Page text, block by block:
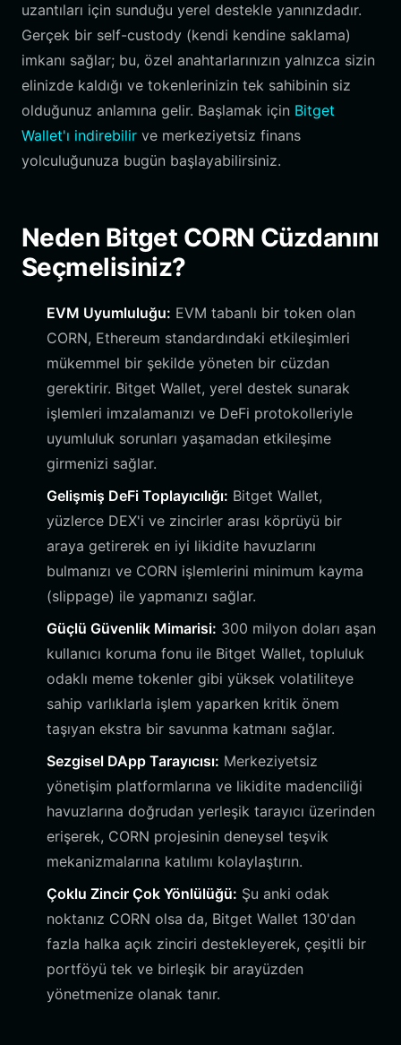
uzantıları için sunduğu yerel destekle yanınızdadır.
Gerçek bir self-custody (kendi kendine saklama)
imkanı sağlar; bu, özel anahtarlarınızın yalnızca sizin
elinizde kaldığı ve tokenlerinizin tek sahibinin siz
olduğunuz anlamına gelir. Başlamak için Bitget
Wallet'ı indirebilir ve merkeziyetsiz finans
yolculuğunuza bugün başlayabilirsiniz.
Neden Bitget CORN Cüzdanını
Seçmelisiniz?
EVM Uyumluluğu: EVM tabanlı bir token olan
CORN, Ethereum standardındaki etkileşimleri
mükemmel bir şekilde yöneten bir cüzdan
gerektirir. Bitget Wallet, yerel destek sunarak
işlemleri imzalamanızı ve DeFi protokolleriyle
uyumluluk sorunları yaşamadan etkileşime
girmenizi sağlar.
Gelişmiş DeFi Toplayıcılığı: Bitget Wallet,
yüzlerce DEX'i ve zincirler arası köprüyü bir
araya getirerek en iyi likidite havuzlarını
bulmanızı ve CORN işlemlerini minimum kayma
(slippage) ile yapmanızı sağlar.
Güçlü Güvenlik Mimarisi: 300 milyon doları aşan
kullanıcı koruma fonu ile Bitget Wallet, topluluk
odaklı meme tokenler gibi yüksek volatiliteye
sahip varlıklarla işlem yaparken kritik önem
taşıyan ekstra bir savunma katmanı sağlar.
Sezgisel DApp Tarayıcısı: Merkeziyetsiz
yönetişim platformlarına ve likidite madenciliği
havuzlarına doğrudan yerleşik tarayıcı üzerinden
erişerek, CORN projesinin deneysel teşvik
mekanizmalarına katılımı kolaylaştırın.
Çoklu Zincir Çok Yönlülüğü: Şu anki odak
noktanız CORN olsa da, Bitget Wallet 130'dan
fazla halka açık zinciri destekleyerek, çeşitli bir
portföyü tek ve birleşik bir arayüzden
yönetmenize olanak tanır.